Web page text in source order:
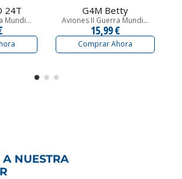
24T
Mundi...
G4M Betty
Aviones II Guerra Mundi...
15,99 €
Comprar Ahora
A NUESTRA